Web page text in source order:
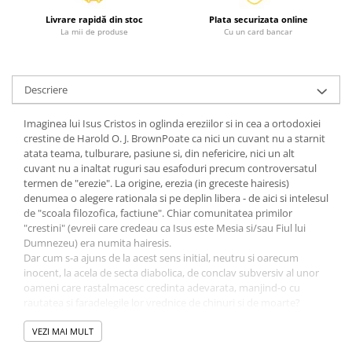
Diete si alimentatie sanatoasa
Fitness si frumusete
Diverse
Feng Shui
Medicina alternativa
Sa nu razi :((
Drept
Legislatie
Fictiune
Actiune si Aventura
Actiune,aventura
Clasici
Fantasy
Istorica
Livrare rapidă din stoc
La mii de produse
Plata securizata online
Cu un card bancar
Descriere
Imaginea lui Isus Cristos in oglinda ereziilor si in cea a ortodoxiei
crestine de Harold O. J. BrownPoate ca nici un cuvant nu a starnit
atata teama, tulburare, pasiune si, din nefericire, nici un alt
cuvant nu a inaltat ruguri sau esafoduri precum controversatul
termen de "erezie". La origine, erezia (in greceste hairesis)
denumea o alegere rationala si pe deplin libera - de aici si intelesul
de "scoala filozofica, factiune". Chiar comunitatea primilor
"crestini" (evreii care credeau ca Isus este Mesia si/sau Fiul lui
Dumnezeu) era numita hairesis.
Dar cum s-a ajuns de la acest sens initial, neutru si oarecum
inocent, la acela de secta diabolica, de conclav subversiv al unor
oameni care rastalmacesc credinta adevarata, manjind-o cu
Dincolo de excesele instrumentalizarii politice a ereziei, chiar
exista o credinta originara, corecta, dreapta si eterna, sau este
VEZI MAI MULT